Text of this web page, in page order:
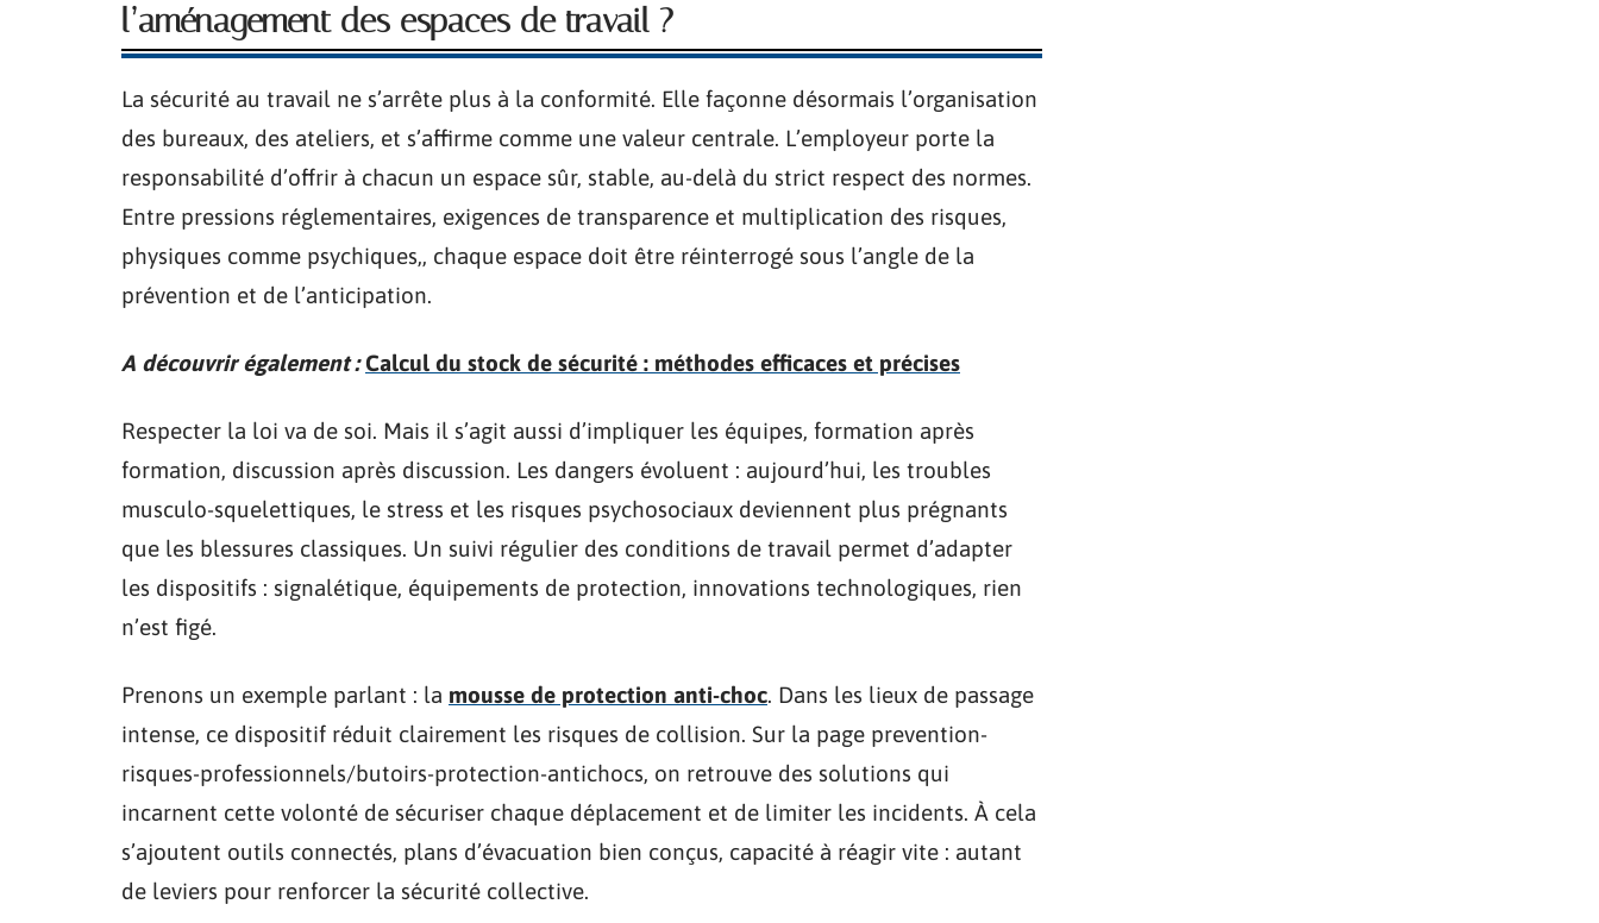
l’aménagement des espaces de travail ?
La sécurité au travail ne s’arrête plus à la conformité. Elle façonne désormais l’organisation
des bureaux, des ateliers, et s’affirme comme une valeur centrale. L’employeur porte la
responsabilité d’offrir à chacun un espace sûr, stable, au-delà du strict respect des normes.
Entre pressions réglementaires, exigences de transparence et multiplication des risques,
physiques comme psychiques,, chaque espace doit être réinterrogé sous l’angle de la
prévention et de l’anticipation.
A découvrir également : Calcul du stock de sécurité : méthodes efficaces et précises
Respecter la loi va de soi. Mais il s’agit aussi d’impliquer les équipes, formation après
formation, discussion après discussion. Les dangers évoluent : aujourd’hui, les troubles
musculo-squelettiques, le stress et les risques psychosociaux deviennent plus prégnants
que les blessures classiques. Un suivi régulier des conditions de travail permet d’adapter
les dispositifs : signalétique, équipements de protection, innovations technologiques, rien
n’est figé.
Prenons un exemple parlant : la mousse de protection anti-choc. Dans les lieux de passage
intense, ce dispositif réduit clairement les risques de collision. Sur la page prevention-
risques-professionnels/butoirs-protection-antichocs, on retrouve des solutions qui
incarnent cette volonté de sécuriser chaque déplacement et de limiter les incidents. À cela
s’ajoutent outils connectés, plans d’évacuation bien conçus, capacité à réagir vite : autant
de leviers pour renforcer la sécurité collective.